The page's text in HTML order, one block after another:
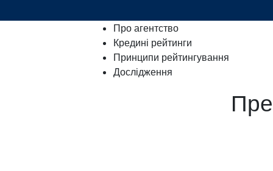
Про агентство
Кредині рейтинги
Принципи рейтингування
Дослідження